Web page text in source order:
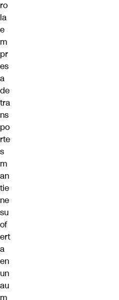
ro
la
e
m
pr
es
a
de
tra
ns
po
rte
s
m
an
tie
ne
su
of
ert
a
en
un
au
m